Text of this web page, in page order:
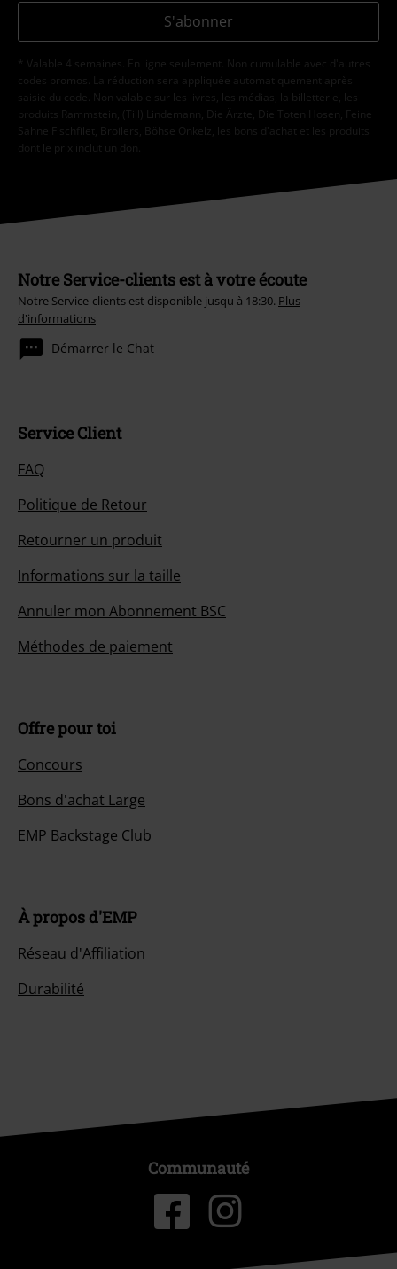
S'abonner
* Valable 4 semaines. En ligne seulement. Non cumulable avec d'autres
codes promos. La réduction sera appliquée automatiquement après
saisie du code. Non valable sur les livres, les médias, la billetterie, les
produits Rammstein, (Till) Lindemann, Die Ärzte, Die Toten Hosen, Feine
Sahne Fischfilet, Broilers, Böhse Onkelz, les bons d'achat et les produits
dont le prix inclut un don.
Notre Service-clients est à votre écoute
Notre Service-clients est disponible jusqu à 18:30. Plus
d'informations
Démarrer le Chat
Service Client
FAQ
Politique de Retour
Retourner un produit
Informations sur la taille
Annuler mon Abonnement BSC
Méthodes de paiement
Offre pour toi
Concours
Bons d'achat Large
EMP Backstage Club
À propos d'EMP
Réseau d'Affiliation
Durabilité
Communauté